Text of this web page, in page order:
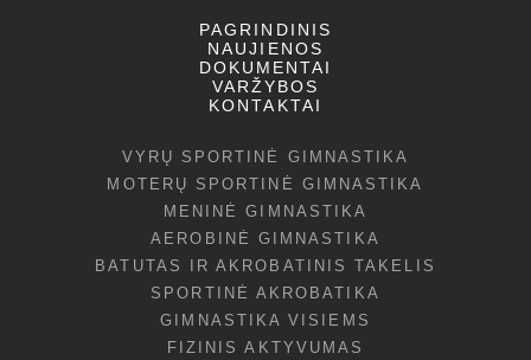
PAGRINDINIS
NAUJIENOS
DOKUMENTAI
VARŽYBOS
KONTAKTAI
VYRŲ SPORTINĖ GIMNASTIKA
MOTERŲ SPORTINĖ GIMNASTIKA
MENINĖ GIMNASTIKA
AEROBINĖ GIMNASTIKA
BATUTAS IR AKROBATINIS TAKELIS
SPORTINĖ AKROBATIKA
GIMNASTIKA VISIEMS
FIZINIS AKTYVUMAS